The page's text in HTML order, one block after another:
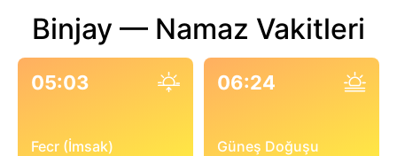
Binjay — Namaz Vakitleri
05:03
Fecr (İmsak)
06:24
Güneş Doğuşu